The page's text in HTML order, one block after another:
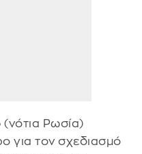
Ρωσία)
για τον σχεδιασμό